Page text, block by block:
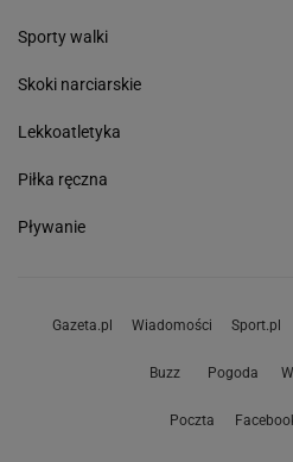
Sporty walki
Skoki narciarskie
Lekkoatletyka
Piłka ręczna
Pływanie
Gazeta.pl Wiadomości Sport.pl
Buzz Pogoda
Poczta